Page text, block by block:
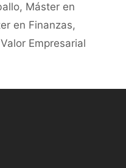
, Máster en
en Finanzas,
Valor Empresarial